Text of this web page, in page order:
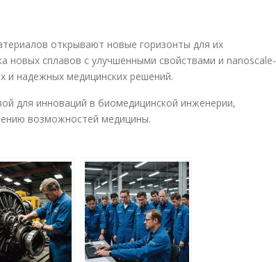
открывают новые горизонты для их
новых сплавов с улучшенными свойствами и nanoscale-
и надежных медицинских решений.
для инноваций в биомедицинской инженерии,
возможностей медицины.